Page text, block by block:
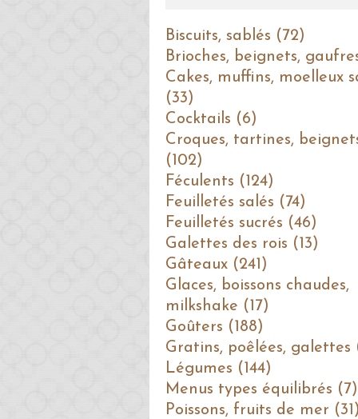
Biscuits, sablés (72)
Brioches, beignets,
Cakes, muffins, moelleux
(33)
Cocktails (6)
Croques, tartines,
(102)
Féculents (124)
Feuilletés salés (74)
Feuilletés sucrés (46)
Galettes des rois (13)
Gâteaux (241)
Glaces, boissons chaudes,
milkshake (17)
Goûters (188)
Gratins, poêlées, galettes
Légumes (144)
Menus types équilibrés (7)
Poissons, fruits de mer